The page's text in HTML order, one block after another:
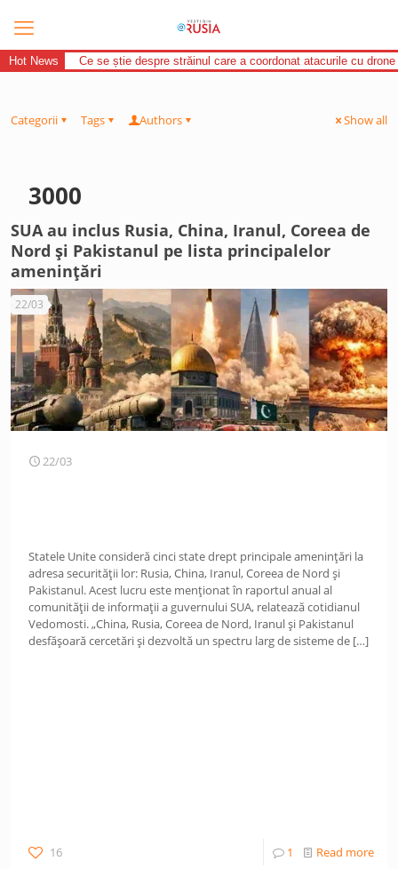
Hot News Ce se știe despre străinul care a coordonat atacurile cu
Categorii Tags Authors Show all
3000
SUA au inclus Rusia, China, Iranul, Coreea de
Nord și Pakistanul pe lista principalelor
amenințări
22/03
22/03
Statele Unite consideră cinci state drept principale amenințări la
adresa securității lor: Rusia, China, Iranul, Coreea de Nord și
Pakistanul. Acest lucru este menționat în raportul anual al
comunității de informații a guvernului SUA, relatează cotidianul
Vedomosti. „China, Rusia, Coreea de Nord, Iranul și Pakistanul
desfășoară cercetări și dezvoltă un spectru larg de sisteme de […]
16 1 Read more